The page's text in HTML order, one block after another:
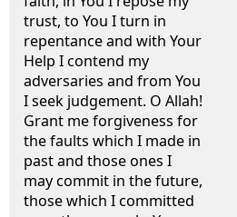
trust, to You I turn in
repentance and with Your
Help I contend my
adversaries and from You
I seek judgement. O Allah!
Grant me forgiveness for
the faults which I made in
past and those ones I
may commit in the future,
those which I committed